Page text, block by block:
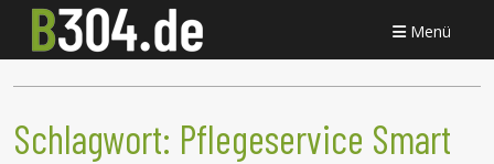
Menü
Schlagwort: Pflegeservice Smart